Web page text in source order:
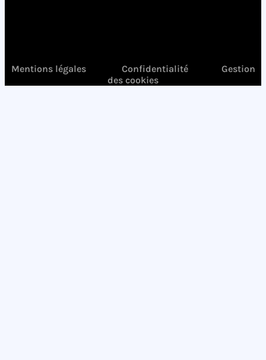
Mentions légales ConfidentialitéGestion
des cookies